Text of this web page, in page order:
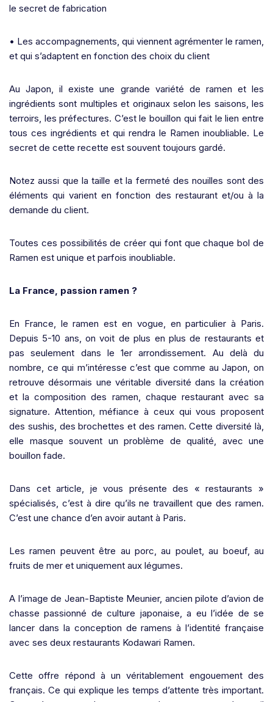
le secret de fabrication
• Les accompagnements, qui viennent agrémenter le ramen,
et qui s’adaptent en fonction des choix du client
Au Japon, il existe une grande variété de ramen et les
ingrédients sont multiples et originaux selon les saisons, les
terroirs, les préfectures. C’est le bouillon qui fait le lien entre
tous ces ingrédients et qui rendra le Ramen inoubliable. Le
secret de cette recette est souvent toujours gardé.
Notez aussi que la taille et la fermeté des nouilles sont des
éléments qui varient en fonction des restaurant et/ou à la
demande du client.
Toutes ces possibilités de créer qui font que chaque bol de
Ramen est unique et parfois inoubliable.
La France, passion ramen ?
En France, le ramen est en vogue, en particulier à Paris.
Depuis 5-10 ans, on voit de plus en plus de restaurants et
pas seulement dans le 1er arrondissement. Au delà du
nombre, ce qui m’intéresse c’est que comme au Japon, on
retrouve désormais une véritable diversité dans la création
et la composition des ramen, chaque restaurant avec sa
signature. Attention, méfiance à ceux qui vous proposent
des sushis, des brochettes et des ramen. Cette diversité là,
elle masque souvent un problème de qualité, avec une
bouillon fade.
Dans cet article, je vous présente des « restaurants »
spécialisés, c’est à dire qu’ils ne travaillent que des ramen.
C’est une chance d’en avoir autant à Paris.
Les ramen peuvent être au porc, au poulet, au boeuf, au
fruits de mer et uniquement aux légumes.
A l’image de Jean-Baptiste Meunier, ancien pilote d’avion de
chasse passionné de culture japonaise, a eu l’idée de se
lancer dans la conception de ramens à l’identité française
avec ses deux restaurants Kodawari Ramen.
Cette offre répond à un véritablement engouement des
français. Ce qui explique les temps d’attente très important.